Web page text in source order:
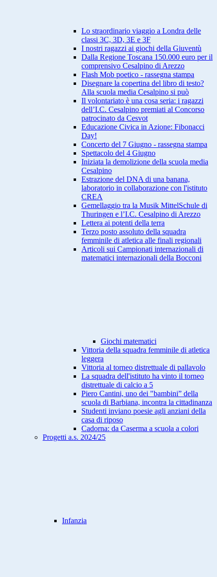
Lo straordinario viaggio a Londra delle
classi 3C, 3D, 3E e 3F
I nostri ragazzi ai giochi della Giuventù
Dalla Regione Toscana 150.000 euro per il
comprensivo Cesalpino di Arezzo
Flash Mob poetico - rassegna stampa
Disegnare la copertina del libro di testo?
Alla scuola media Cesalpino si può
Il volontariato è una cosa seria: i ragazzi
dell’I.C. Cesalpino premiati al Concorso
patrocinato da Cesvot
Educazione Civica in Azione: Fibonacci
Day!
Concerto del 7 Giugno - rassegna stampa
Spettacolo del 4 Giugno
Iniziata la demolizione della scuola media
Cesalpino
Estrazione del DNA di una banana,
laboratorio in collaborazione con l'istituto
CREA
Gemellaggio tra la Musik MittelSchule di
Thuringen e l’I.C. Cesalpino di Arezzo
Lettera ai potenti della terra
Terzo posto assoluto della squadra
femminile di atletica alle finali regionali
Articoli sui Campionati internazionali di
matematici internazionali della Bocconi
Giochi matematici
Vittoria della squadra femminile di atletica
leggera
Vittoria al torneo distrettuale di pallavolo
La squadra dell'istituto ha vinto il torneo
distrettuale di calcio a 5
Piero Cantini, uno dei "bambini” della
scuola di Barbiana, incontra la cittadinanza
Studenti inviano poesie agli anziani della
casa di riposo
Cadorna: da Caserma a scuola a colori
Progetti a.s. 2024/25
Infanzia